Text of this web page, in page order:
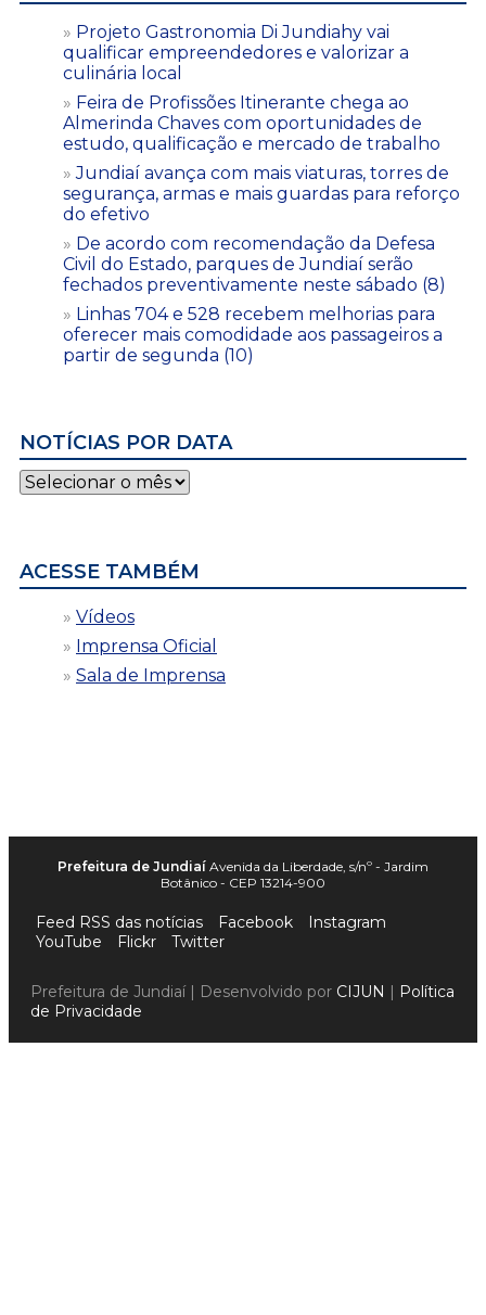
Projeto Gastronomia Di Jundiahy vai
qualificar empreendedores e valorizar a
culinária local
Feira de Profissões Itinerante chega ao
Almerinda Chaves com oportunidades de
estudo, qualificação e mercado de trabalho
Jundiaí avança com mais viaturas, torres de
segurança, armas e mais guardas para reforço
do efetivo
De acordo com recomendação da Defesa
Civil do Estado, parques de Jundiaí serão
fechados preventivamente neste sábado (8)
Linhas 704 e 528 recebem melhorias para
oferecer mais comodidade aos passageiros a
partir de segunda (10)
NOTÍCIAS POR DATA
Notícias
por
ACESSE TAMBÉM
Vídeos
Imprensa Oficial
Sala de Imprensa
Prefeitura de Jundiaí Avenida da Liberdade, s/nº - Jardim
Botânico - CEP 13214-900
Feed RSS das notícias Facebook
Instagram
YouTube
Flickr Twitter
Prefeitura de Jundiaí | Desenvolvido por CIJUN | Política
de Privacidade